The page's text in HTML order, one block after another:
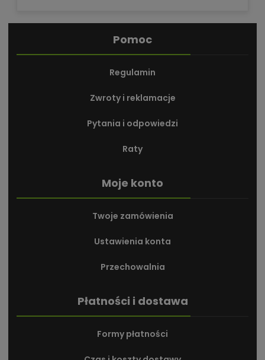
Pomoc
Regulamin
Zwroty i reklamacje
Pytania i odpowiedzi
Raty
Moje konto
Twoje zamówienia
Ustawienia konta
Przechowalnia
Płatności i dostawa
Formy płatności